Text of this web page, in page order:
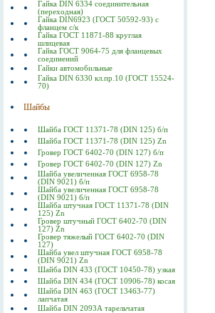
Гайка DIN 6334 соединительная
(переходная)
Гайка DIN6923 (ГОСТ 50592-93) с
фланцем с/к
Гайка ГОСТ 11871-88 круглая
шлицевая
Гайка ГОСТ 9064-75 для фланцевых
соединений
Гайки автомобильные
Гайка DIN 6330 кл.пр.10 (ГОСТ 15524-
70)
Шайбы
Шайба ГОСТ 11371-78 (DIN 125) б/п
Шайба ГОСТ 11371-78 (DIN 125) Zn
Гровер ГОСТ 6402-70 (DIN 127) б/п
Гровер ГОСТ 6402-70 (DIN 127) Zn
Шайба увеличенная ГОСТ 6958-78
(DIN 9021) б/п
Шайба увеличенная ГОСТ 6958-78
(DIN 9021) б/п
Шайба штучная ГОСТ 11371-78 (DIN
125) Zn
Гровер штучный ГОСТ 6402-70 (DIN
127) Zn
Гровер тяжелый ГОСТ 6402-70 (DIN
127)
Шайба увел штучная ГОСТ 6958-78
(DIN 9021) Zn
Шайба DIN 433 (ГОСТ 10450-78) узкая
Шайба DIN 434 (ГОСТ 10906-78) косая
Шайба DIN 463 (ГОСТ 13463-77)
лапчатая
Шайба DIN 2093А тарельчатая